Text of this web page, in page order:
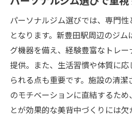
パーソナルジム選びでは、専門
となります。新豊田駅周辺のジ
グ機器を備え、経験豊富なトレ
提供。また、生活習慣や体質に
られる点も重要です。施設の清
のモチベーションに直結するた
とが効果的な美背中づくりには欠